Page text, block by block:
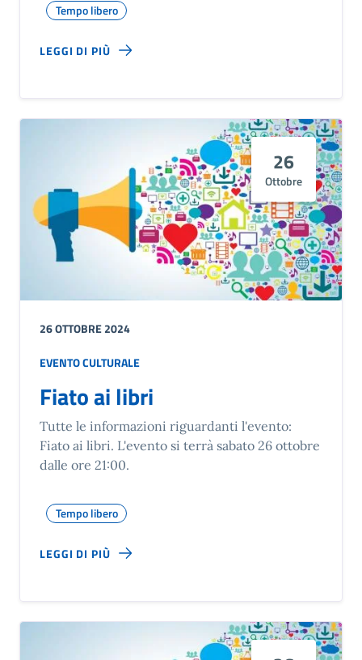
Tempo libero
LEGGI DI PIÙ
26
Ottobre
26 OTTOBRE 2024
EVENTO CULTURALE
Fiato ai libri
Tutte le informazioni riguardanti l'evento:
Fiato ai libri. L'evento si terrà sabato 26 ottobre
dalle ore 21:00.
Tempo libero
LEGGI DI PIÙ